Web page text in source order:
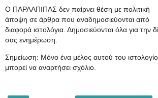
Ο ΠΑΡΛΑΠΙΠΑΣ δεν παίρνει θέση με πολιτική
άποψη σε άρθρα που αναδημοσιεύονται από
διαφορά ιστολόγια. Δημοσιεύονται όλα για την
σας ενημέρωση.
Σημείωση: Μόνο ένα μέλος αυτού του
μπορεί να αναρτήσει σχόλιο.